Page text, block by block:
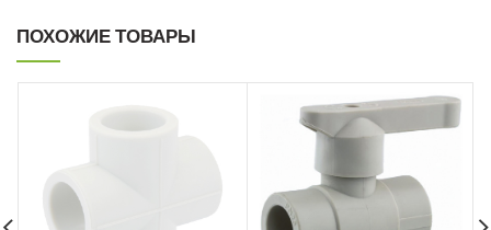
ПОХОЖИЕ ТОВАРЫ